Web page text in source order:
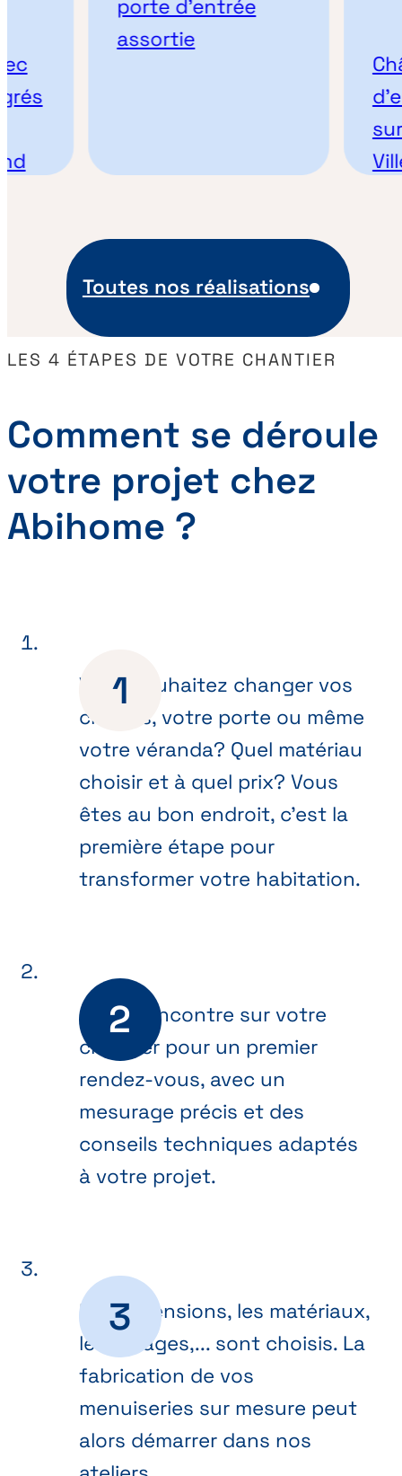
porte d’entrée
assortie
sur
Toutes nos réalisations
LES 4 ÉTAPES DE VOTRE CHANTIER
Comment se déroule
votre projet chez
Abihome ?
Vous souhaitez changer vos
châssis, votre porte ou même
votre véranda? Quel matériau
choisir et à quel prix? Vous
êtes au bon endroit, c’est la
première étape pour
transformer votre habitation.
On se rencontre sur votre
chantier pour un premier
rendez-vous, avec un
mesurage précis et des
conseils techniques adaptés
à votre projet.
Les dimensions, les matériaux,
les vitrages,... sont choisis. La
fabrication de vos
menuiseries sur mesure peut
alors démarrer dans nos